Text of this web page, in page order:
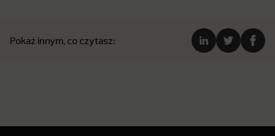
Pokaż innym, co czytasz: